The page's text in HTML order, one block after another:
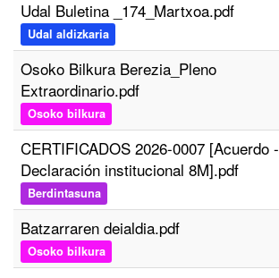
Udal Buletina _174_Martxoa.pdf
Udal aldizkaria
Osoko Bilkura Berezia_Pleno
Extraordinario.pdf
Osoko bilkura
CERTIFICADOS 2026-0007 [Acuerdo -
Declaración institucional 8M].pdf
Berdintasuna
Batzarraren deialdia.pdf
Osoko bilkura